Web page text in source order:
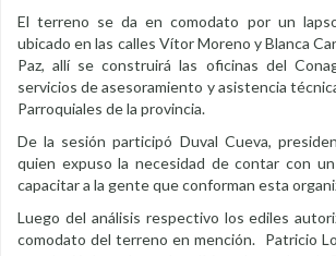
El terreno se da en comodato por un
ubicado en las calles Vítor Moreno y Blanca
Paz, allí se construirá las oficinas del
servicios de asesoramiento y asistencia
Parroquiales de la provincia.
De la sesión participó Duval Cueva,
quien expuso la necesidad de contar con
capacitar a la gente que conforman esta
Luego del análisis respectivo los ediles
comodato del terreno en mención. Patricio